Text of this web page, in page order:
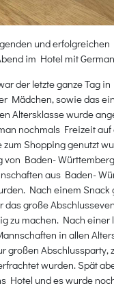
und
im Hotel mit
der letzte ganze Tag
Mädchen, sowie das
Altersklasse wurde
nochmals Freizeit auf
Shopping genutzt
von Baden-
aus Baden-
Nach einem Snack
das große
zu machen. Nach
in allen
großen Abschlussparty,
wurden. Spät
Hotel und es wurde